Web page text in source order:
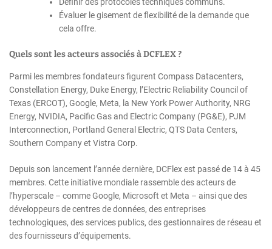
Évaluer le gisement de flexibilité de la demande que
cela offre.
Quels sont les acteurs associés à DCFLEX ?
Parmi les membres fondateurs figurent Compass Datacenters,
Constellation Energy, Duke Energy, l’Electric Reliability Council of
Texas (ERCOT), Google, Meta, la New York Power Authority, NRG
Energy, NVIDIA, Pacific Gas and Electric Company (PG&E), PJM
Interconnection, Portland General Electric, QTS Data Centers,
Southern Company et Vistra Corp.
Depuis son lancement l’année dernière, DCFlex est passé de 14 à 45
membres. Cette initiative mondiale rassemble des acteurs de
l’hyperscale – comme Google, Microsoft et Meta – ainsi que des
développeurs de centres de données, des entreprises
technologiques, des services publics, des gestionnaires de réseau et
des fournisseurs d’équipements.